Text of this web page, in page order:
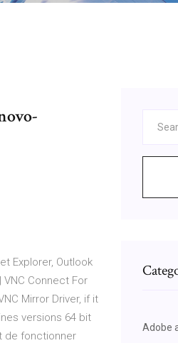
Explorer, Outlook
Connect For
Mirror Driver, if it
versions 64 bit
de fonctionner
Adobe